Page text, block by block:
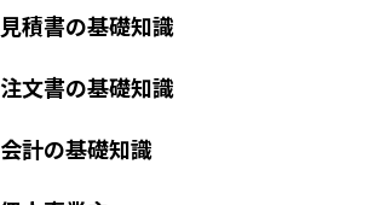
見積書の基礎知識
注文書の基礎知識
会計の基礎知識